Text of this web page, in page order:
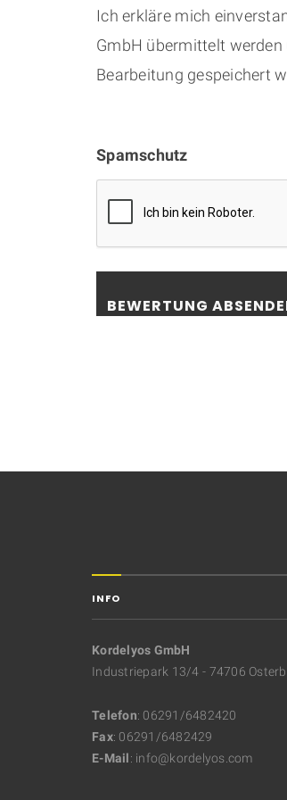
Ich erkläre mich
GmbH übermittelt
Bearbeitung gespeichert
Spamschutz
INFO
Kordelyos GmbH
Industriepark 13/4 - 74706
Telefon: 06291/6482420
Fax: 06291/6482429
E-Mail: info@kordelyos.com